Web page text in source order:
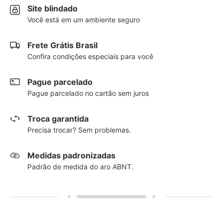
Site blindado
Você está em um ambiente seguro
Frete Grátis Brasil
Confira condições especiais para você
Pague parcelado
Pague parcelado no cartão sem juros
Troca garantida
Precisa trocar? Sem problemas.
Medidas padronizadas
Padrão de medida do aro ABNT.